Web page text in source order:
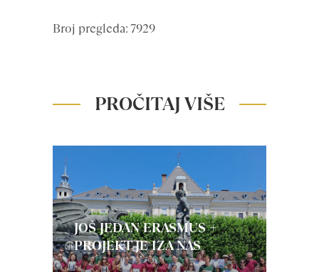
Broj pregleda: 7929
PROČITAJ VIŠE
JOŠ JEDAN ERASMUS +
PROJEKT JE IZA NAS